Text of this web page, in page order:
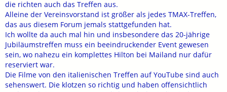
die richten auch das Treffen aus.
Alleine der Vereinsvorstand ist größer als jedes TMAX-Treffen,
das aus diesem Forum jemals stattgefunden hat.
Ich wollte da auch mal hin und insbesondere das 20-jährige
Jubiläumstreffen muss ein beeindruckender Event gewesen
sein, wo nahezu ein komplettes Hilton bei Mailand nur dafür
reserviert war.
Die Filme von den italienischen Treffen auf YouTube sind auch
sehenswert. Die klotzen so richtig und haben offensichtlich